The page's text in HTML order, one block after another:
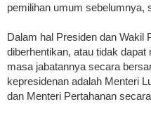
pemilihan umum sebelumnya,
Dalam hal Presiden dan Wakil
diberhentikan, atau tidak
masa jabatannya secara
kepresidenan adalah Menteri
dan Menteri Pertahanan